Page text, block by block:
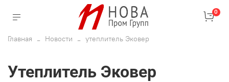
0
Главная Новости утеплитель Эковер
утеплитель Эковер